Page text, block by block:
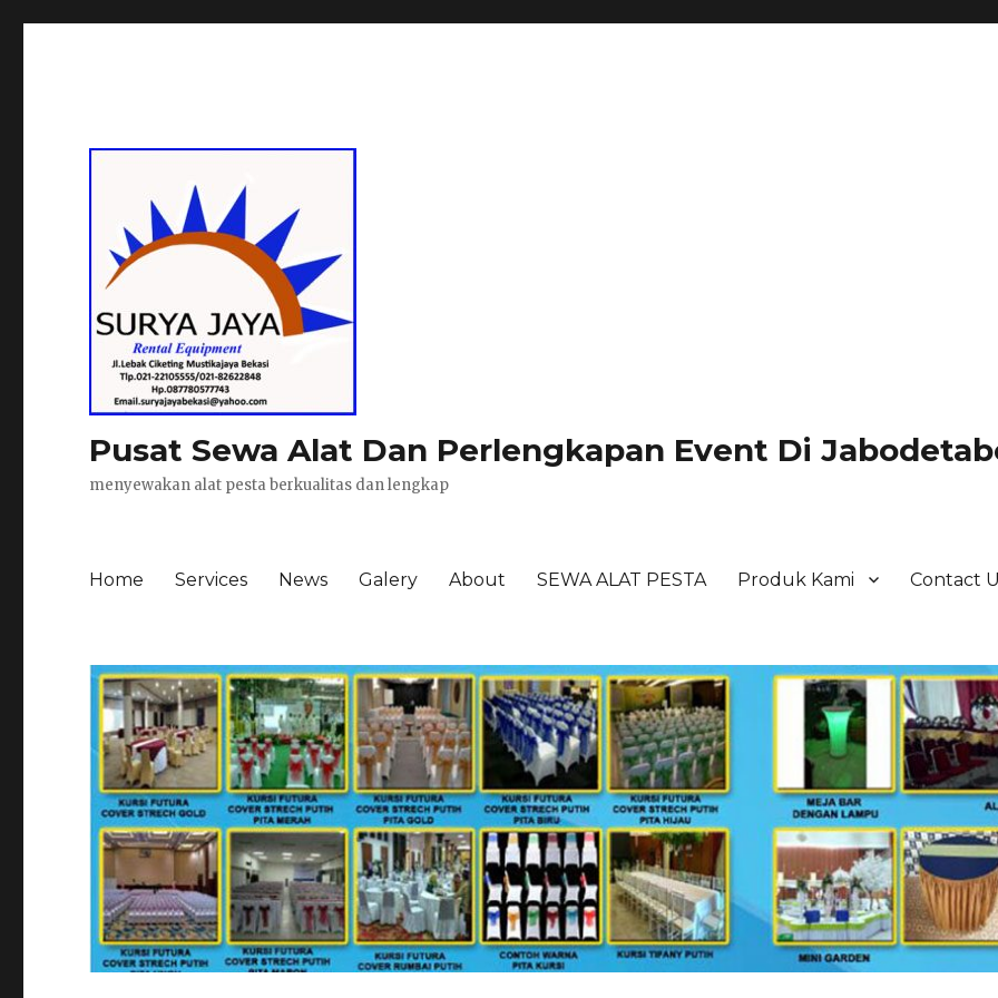
Pusat Sewa Alat Dan Perlengkapan Event Di
menyewakan alat pesta berkualitas dan lengkap
Home Services News Galery About SEWA ALAT PESTA Produk Kami Contact